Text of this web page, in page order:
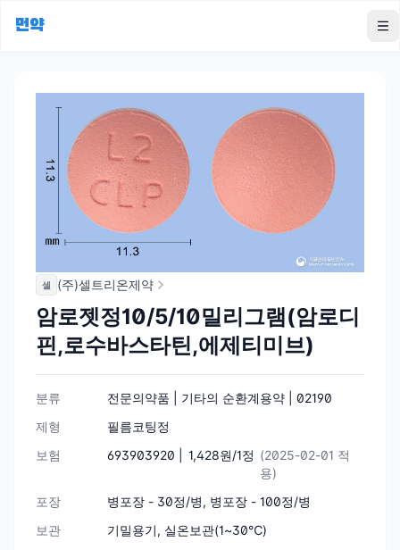
먼약
셀 (주)셀트리온제약
암로젯정10/5/10밀리그램(암로디
핀,로수바스타틴,에제티미브)
분류
전문의약품 | 기타의 순환계용약 | 02190
제형
필름코팅정
보험
693903920 | 1,428원/1정 (2025-02-01 적
용)
포장
병포장 - 30정/병, 병포장 - 100정/병
보관
기밀용기, 실온보관(1~30℃)